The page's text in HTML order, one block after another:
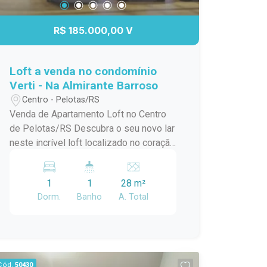
R$ 185.000,00 V
Loft a venda no condomínio
Verti - Na Almirante Barroso
Centro - Pelotas/RS
Venda de Apartamento Loft no Centro
de Pelotas/RS Descubra o seu novo lar
neste incrível loft localizado no coração
em um condomínio em construção,
oferece o melhor da modernidade e
conforto, ideal para quem busca
passos de tudo que precisa:
1
Dorm.
1
Banho
28 m²
A. Total
50430